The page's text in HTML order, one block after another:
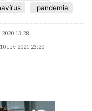
pandemia
13:28
fev 2021 23:20